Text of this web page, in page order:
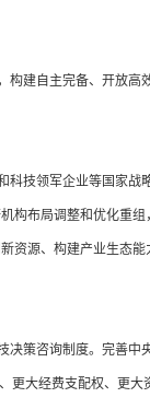
构建自主完备、开放高
科技领军企业等国家
构布局调整和优化重
资源、构建产业生态
决策咨询制度。完善
更大经费支配权、更